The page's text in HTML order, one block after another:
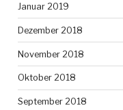
Januar 2019
Dezember 2018
November 2018
Oktober 2018
September 2018